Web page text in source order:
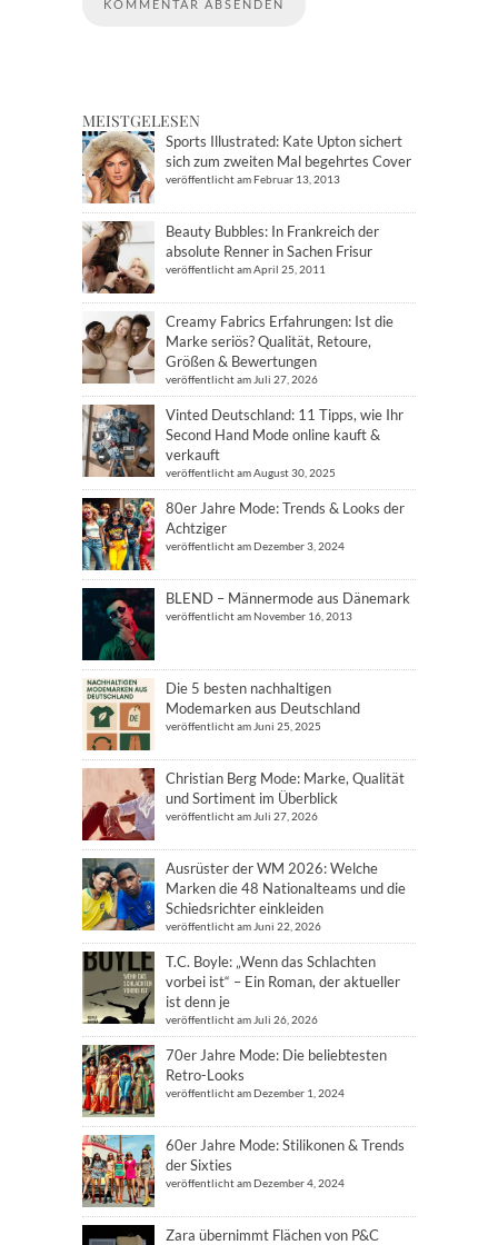
MEISTGELESEN
Sports Illustrated: Kate Upton sichert
sich zum zweiten Mal begehrtes Cover
veröffentlicht am Februar 13, 2013
Beauty Bubbles: In Frankreich der
absolute Renner in Sachen Frisur
veröffentlicht am April 25, 2011
Creamy Fabrics Erfahrungen: Ist die
Marke seriös? Qualität, Retoure,
Größen & Bewertungen
veröffentlicht am Juli 27, 2026
Vinted Deutschland: 11 Tipps, wie Ihr
Second Hand Mode online kauft &
verkauft
veröffentlicht am August 30, 2025
80er Jahre Mode: Trends & Looks der
Achtziger
veröffentlicht am Dezember 3, 2024
BLEND – Männermode aus Dänemark
veröffentlicht am November 16, 2013
Die 5 besten nachhaltigen
Modemarken aus Deutschland
veröffentlicht am Juni 25, 2025
Christian Berg Mode: Marke, Qualität
und Sortiment im Überblick
veröffentlicht am Juli 27, 2026
Ausrüster der WM 2026: Welche
Marken die 48 Nationalteams und die
Schiedsrichter einkleiden
veröffentlicht am Juni 22, 2026
T.C. Boyle: „Wenn das Schlachten
vorbei ist“ – Ein Roman, der aktueller
ist denn je
veröffentlicht am Juli 26, 2026
70er Jahre Mode: Die beliebtesten
Retro-Looks
veröffentlicht am Dezember 1, 2024
60er Jahre Mode: Stilikonen & Trends
der Sixties
veröffentlicht am Dezember 4, 2024
Zara übernimmt Flächen von P&C